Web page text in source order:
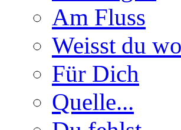
Am Fluss
Weisst du
Für Dich
Quelle...